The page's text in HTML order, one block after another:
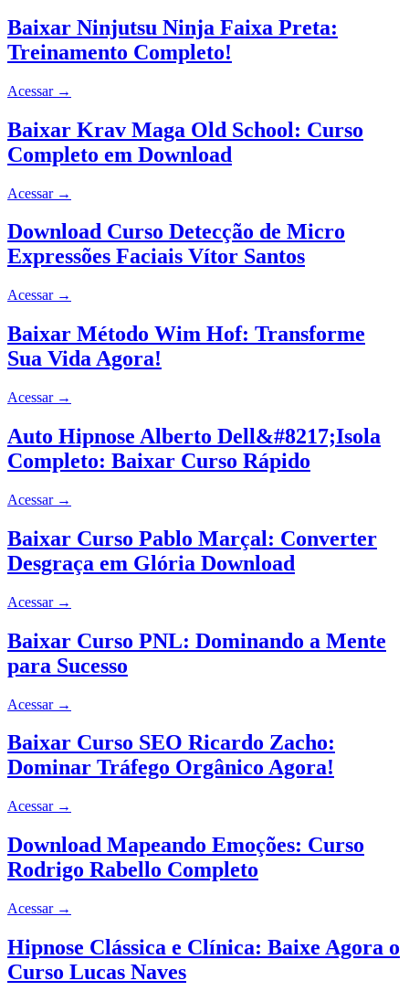
Baixar Ninjutsu Ninja Faixa Preta:
Treinamento Completo!
Acessar →
Baixar Krav Maga Old School: Curso
Completo em Download
Acessar →
Download Curso Detecção de Micro
Expressões Faciais Vítor Santos
Acessar →
Baixar Método Wim Hof: Transforme
Sua Vida Agora!
Acessar →
Auto Hipnose Alberto Dell&#8217;Isola
Completo: Baixar Curso Rápido
Acessar →
Baixar Curso Pablo Marçal: Converter
Desgraça em Glória Download
Acessar →
Baixar Curso PNL: Dominando a Mente
para Sucesso
Acessar →
Baixar Curso SEO Ricardo Zacho:
Dominar Tráfego Orgânico Agora!
Acessar →
Download Mapeando Emoções: Curso
Rodrigo Rabello Completo
Acessar →
Hipnose Clássica e Clínica: Baixe Agora o
Curso Lucas Naves